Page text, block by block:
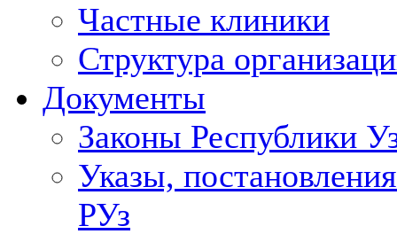
Частные клиники
Структура
Документы
Законы Республики
Указы,
РУз